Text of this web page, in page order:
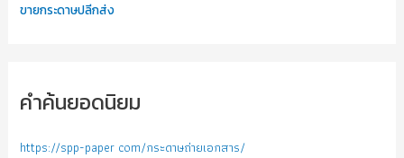
ขายกระดาษปลีกส่ง
คำค้นยอดนิยม
https://spp-paper com/กระดาษถ่ายเอกสาร/